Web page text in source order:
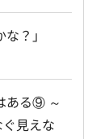
な？」
ある⑨ ～
見えな